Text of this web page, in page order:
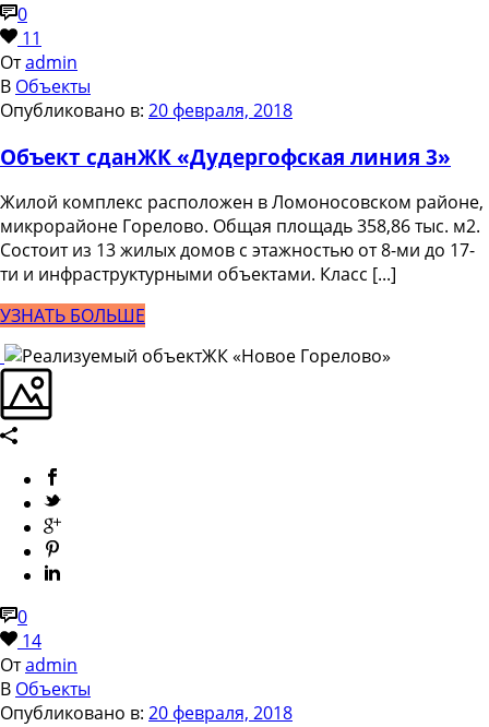
0
11
Отadmin
В Объекты
Опубликовано в: 20 февраля, 2018
Объект сданЖК «Дудергофская линия 3»
Жилой комплекс расположен в Ломоносовском районе,
микрорайоне Горелово. Общая площадь 358,86 тыс. м2.
Состоит из 13 жилых домов с этажностью от 8-ми до 17-
ти и инфраструктурными объектами. Класс [...]
УЗНАТЬ БОЛЬШЕ
0
14
Отadmin
В Объекты
Опубликовано в: 20 февраля, 2018